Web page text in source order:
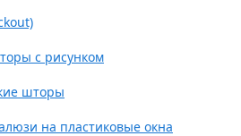
с рисунком
шторы
на пластиковые окна